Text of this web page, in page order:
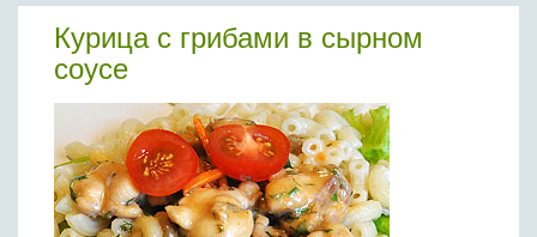
Курица с грибами в сырном
соусе